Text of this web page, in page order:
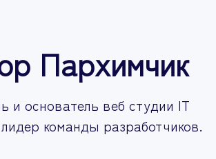
Пархимчик
и основатель веб студии IT
команды разработчиков.